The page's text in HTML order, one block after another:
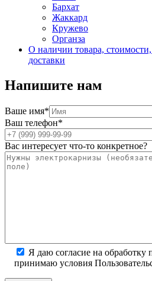
Бархат
Жаккард
Кружево
Органза
О наличии товара,
доставки
Напишите нам
Ваше имя*
Ваш телефон*
Вас интересует что-то конкретное?
Я даю согласие на
принимаю условия